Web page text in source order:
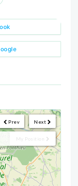
Next
Prev
My Position